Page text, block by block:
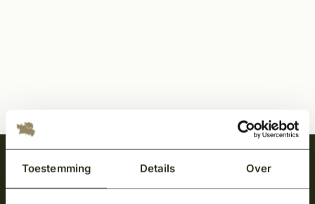
Toestemming Details Over
Meld je aan en ontvang het laatste nieuws
over onze kempische bouwstijl!